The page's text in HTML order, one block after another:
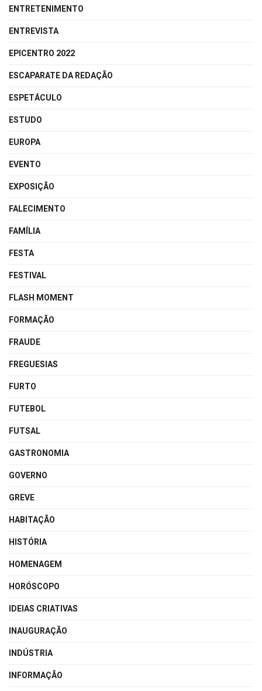
ENTRETENIMENTO
ENTREVISTA
EPICENTRO 2022
ESCAPARATE DA REDAÇÃO
ESPETÁCULO
ESTUDO
EUROPA
EVENTO
EXPOSIÇÃO
FALECIMENTO
FAMÍLIA
FESTA
FESTIVAL
FLASH MOMENT
FORMAÇÃO
FRAUDE
FREGUESIAS
FURTO
FUTEBOL
FUTSAL
GASTRONOMIA
GOVERNO
GREVE
HABITAÇÃO
HISTÓRIA
HOMENAGEM
HORÓSCOPO
IDEIAS CRIATIVAS
INAUGURAÇÃO
INDÚSTRIA
INFORMAÇÃO